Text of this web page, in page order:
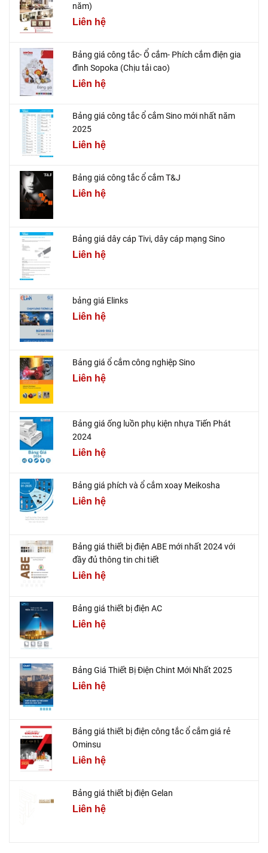
năm)
Liên hệ
Bảng giá công tắc- Ổ cắm- Phích cắm điện gia
đình Sopoka (Chịu tải cao)
Liên hệ
Bảng giá công tắc ổ cắm Sino mới nhất năm
2025
Liên hệ
Bảng giá công tắc ổ cắm T&J
Liên hệ
Bảng giá dây cáp Tivi, dây cáp mạng Sino
Liên hệ
bảng giá Elinks
Liên hệ
Bảng giá ổ cắm công nghiệp Sino
Liên hệ
Bảng giá ống luồn phụ kiện nhựa Tiến Phát
2024
Liên hệ
Bảng giá phích và ổ cắm xoay Meikosha
Liên hệ
Bảng giá thiết bị điện ABE mới nhất 2024 với
đầy đủ thông tin chi tiết
Liên hệ
Bảng giá thiết bị điện AC
Liên hệ
Bảng Giá Thiết Bị Điện Chint Mới Nhất 2025
Liên hệ
Bảng giá thiết bị điện công tắc ổ cắm giá rẻ
Ominsu
Liên hệ
Bảng giá thiết bị điện Gelan
Liên hệ